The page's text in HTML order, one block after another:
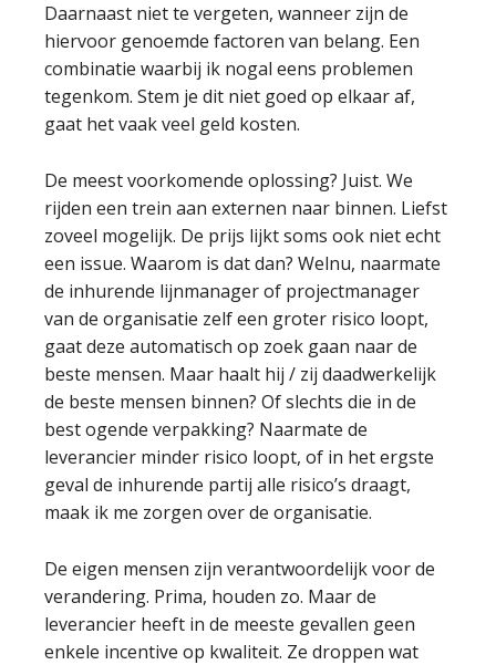
Daarnaast niet te vergeten, wanneer zijn de
hiervoor genoemde factoren van belang. Een
combinatie waarbij ik nogal eens problemen
tegenkom. Stem je dit niet goed op elkaar af,
gaat het vaak veel geld kosten.
De meest voorkomende oplossing? Juist. We
rijden een trein aan externen naar binnen. Liefst
zoveel mogelijk. De prijs lijkt soms ook niet echt
een issue. Waarom is dat dan? Welnu, naarmate
de inhurende lijnmanager of projectmanager
van de organisatie zelf een groter risico loopt,
gaat deze automatisch op zoek gaan naar de
beste mensen. Maar haalt hij / zij daadwerkelijk
de beste mensen binnen? Of slechts die in de
best ogende verpakking? Naarmate de
leverancier minder risico loopt, of in het ergste
geval de inhurende partij alle risico’s draagt,
maak ik me zorgen over de organisatie.
De eigen mensen zijn verantwoordelijk voor de
verandering. Prima, houden zo. Maar de
leverancier heeft in de meeste gevallen geen
enkele incentive op kwaliteit. Ze droppen wat